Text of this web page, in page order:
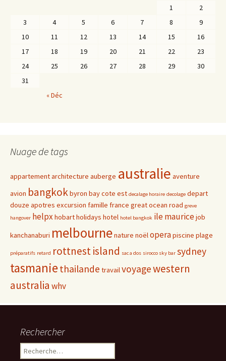
« Déc
1
2
3
4 5 6 7 8
9
10
11 12 13 14 15
16
17
18 19 20 21 22
23
24
25 26 27 28 29
30
31
Nuage de tags
appartementarchitecture auberge australie aventure
avion bangkokbyron baycote est decalage horaire decolage depart
douze apotres excursion famille france great ocean road greve
hangover helpxhobartholidays hotel hotel bangkok ile mauricejob
kanchanaburi melbournenature noëloperapiscine plage
préparatifs retard rottnest island sac a dos sirocco sky bar sydney
tasmaniethailande travailvoyagewestern
australia whv
Rechercher
Rechercher :